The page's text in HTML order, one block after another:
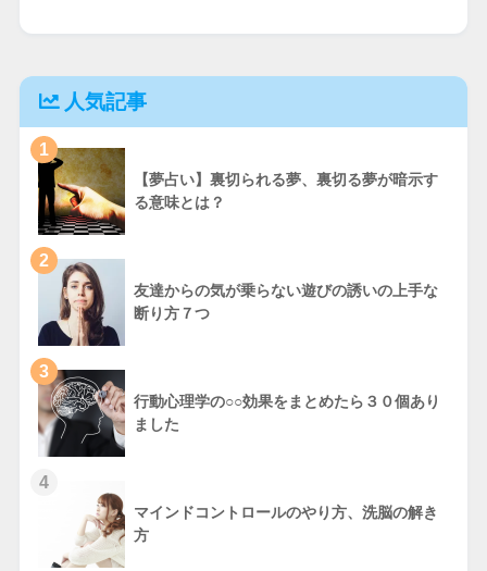
人気記事
1
【夢占い】裏切られる夢、裏切る夢が暗示す
る意味とは？
2
友達からの気が乗らない遊びの誘いの上手な
断り方７つ
3
行動心理学の○○効果をまとめたら３０個あり
ました
4
マインドコントロールのやり方、洗脳の解き
方